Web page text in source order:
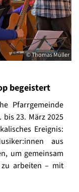
© Thomas Müller
begeistert
Pfarrgemeinde
23. März 2025
Ereignis:
aus
um gemeinsam
arbeiten – mit